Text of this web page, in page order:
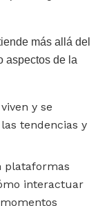
más allá del
aspectos de la
y se
tendencias y
plataformas
interactuar